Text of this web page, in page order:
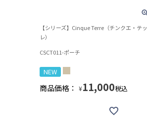
【シリーズ】Cinque Terre（チンクエ・テッ
レ）
CSCT011-ポーチ
NEW
商品価格： ¥11,000税込